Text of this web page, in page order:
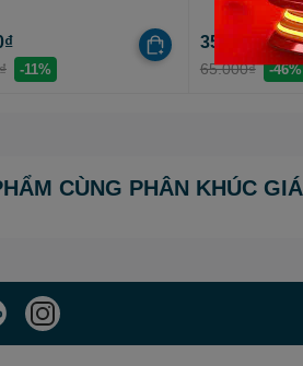
-11%
35.000₫
65.000₫ -46%
CÙNG PHÂN KHÚC GIÁ